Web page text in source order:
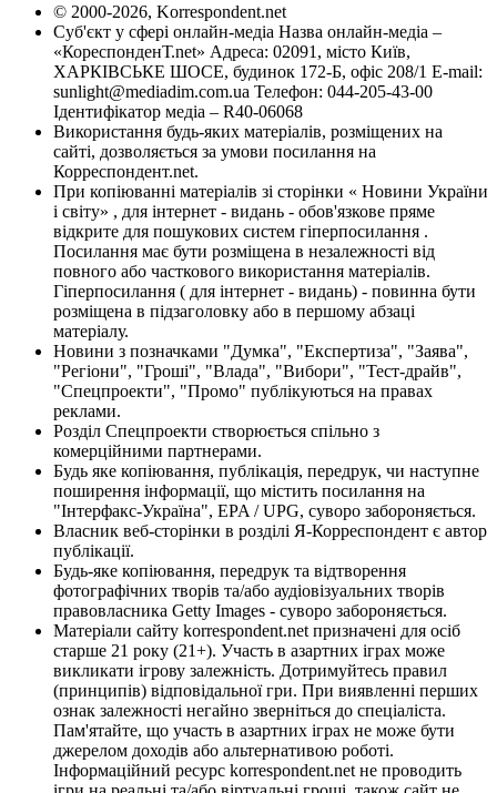
© 2000-2026, Korrespondent.net
Суб'єкт у сфері онлайн-медіа Назва онлайн-медіа –
«КореспонденТ.net» Адреса: 02091, місто Київ,
ХАРКІВСЬКЕ ШОСЕ, будинок 172-Б, офіс 208/1 E-mail:
sunlight@mediadim.com.ua Телефон: 044-205-43-00
Ідентифікатор медіа – R40-06068
Використання будь-яких матеріалів, розміщених на
сайті, дозволяється за умови посилання на
Корреспондент.net.
При копіюванні матеріалів зі сторінки « Новини України
і світу» , для інтернет - видань - обов'язкове пряме
відкрите для пошукових систем гіперпосилання .
Посилання має бути розміщена в незалежності від
повного або часткового використання матеріалів.
Гіперпосилання ( для інтернет - видань) - повинна бути
розміщена в підзаголовку або в першому абзаці
матеріалу.
Новини з позначками "Думка", "Експертиза", "Заява",
"Регіони", "Гроші", "Влада", "Вибори", "Тест-драйв",
"Спецпроекти", "Промо" публікуються на правах
реклами.
Розділ Спецпроекти створюється спільно з
комерційними партнерами.
Будь яке копіювання, публікація, передрук, чи наступне
поширення інформації, що містить посилання на
"Інтерфакс-Україна", EPA / UPG, суворо забороняється.
Власник веб-сторінки в розділі Я-Корреспондент є автор
публікації.
Будь-яке копіювання, передрук та відтворення
фотографічних творів та/або аудіовізуальних творів
правовласника Getty Images - суворо забороняється.
Матеріали сайту korrespondent.net призначені для осіб
старше 21 року (21+). Участь в азартних іграх може
викликати ігрову залежність. Дотримуйтесь правил
(принципів) відповідальної гри. При виявленні перших
ознак залежності негайно зверніться до спеціаліста.
Пам'ятайте, що участь в азартних іграх не може бути
джерелом доходів або альтернативою роботі.
Інформаційний ресурс korrespondent.net не проводить